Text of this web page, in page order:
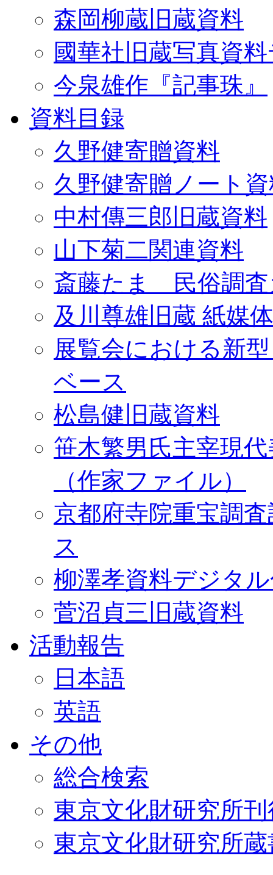
森岡柳蔵旧蔵資料
國華社旧蔵写真資
今泉雄作『記事珠』
資料目録
久野健寄贈資料
久野健寄贈ノート
中村傳三郎旧蔵資料
山下菊二関連資料
斎藤たま 民俗調査
及川尊雄旧蔵 紙媒
展覧会における新
ベース
松島健旧蔵資料
笹木繁男氏主宰現
（作家ファイル）
京都府寺院重宝調
ス
柳澤孝資料デジタ
菅沼貞三旧蔵資料
活動報告
日本語
英語
その他
総合検索
東京文化財研究所
東京文化財研究所